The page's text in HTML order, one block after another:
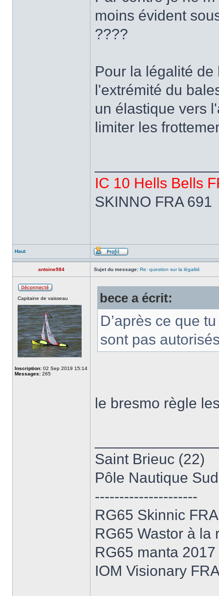
moins évident
????
Pour la légalité
l'extrémité du
un élastique vers
limiter les
IC 10 Hells Bells
SKINNO FRA 691
Haut
antoine984 Sujet du message: Re: question sur la légalité
Capitaine de vaisseau
Inscription: 02 Sep 2019 15:14
Messages: 265
bece a écrit:
D’après ce que
sont pas
le bresmo règle
Saint Brieuc (22)
Pôle Nautique
---------------------
RG65 Skinnic
RG65 Wastor à la
RG65 manta
IOM Visionary